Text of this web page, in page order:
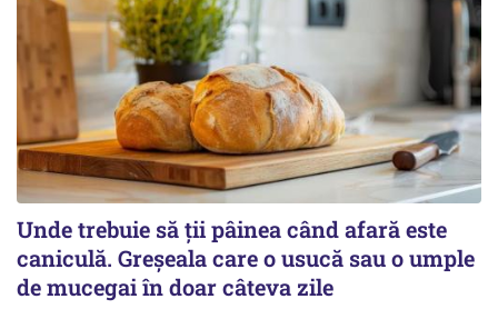
Unde trebuie să ții pâinea când afară este
caniculă. Greșeala care o usucă sau o umple
de mucegai în doar câteva zile